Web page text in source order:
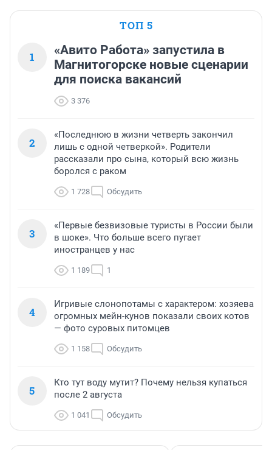
ТОП 5
1
«Авито Работа» запустила в
Магнитогорске новые сценарии
для поиска вакансий
3 376
2
«Последнюю в жизни четверть закончил
лишь с одной четверкой». Родители
рассказали про сына, который всю жизнь
боролся с раком
1 728 Обсудить
3
«Первые безвизовые туристы в России были
в шоке». Что больше всего пугает
иностранцев у нас
1 189 1
4
Игривые слонопотамы с характером: хозяева
огромных мейн-кунов показали своих котов
— фото суровых питомцев
1 158 Обсудить
5
Кто тут воду мутит? Почему нельзя купаться
после 2 августа
1 041 Обсудить